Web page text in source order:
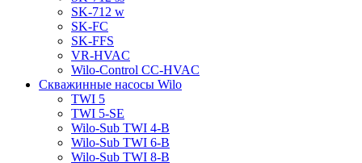
SK-712 w
SK-FC
SK-FFS
VR-HVAC
Wilo-Control CC-HVAC
Скважинные насосы Wilo
TWI 5
TWI 5-SE
Wilo-Sub TWI 4-B
Wilo-Sub TWI 6-B
Wilo-Sub TWI 8-B